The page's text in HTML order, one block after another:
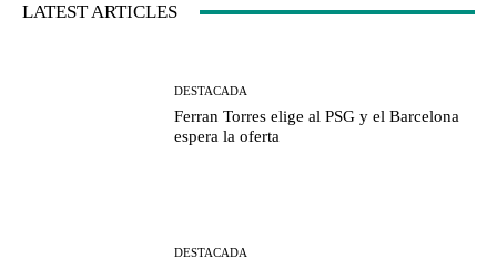
LATEST ARTICLES
DESTACADA
Ferran Torres elige al PSG y el Barcelona
espera la oferta
DESTACADA